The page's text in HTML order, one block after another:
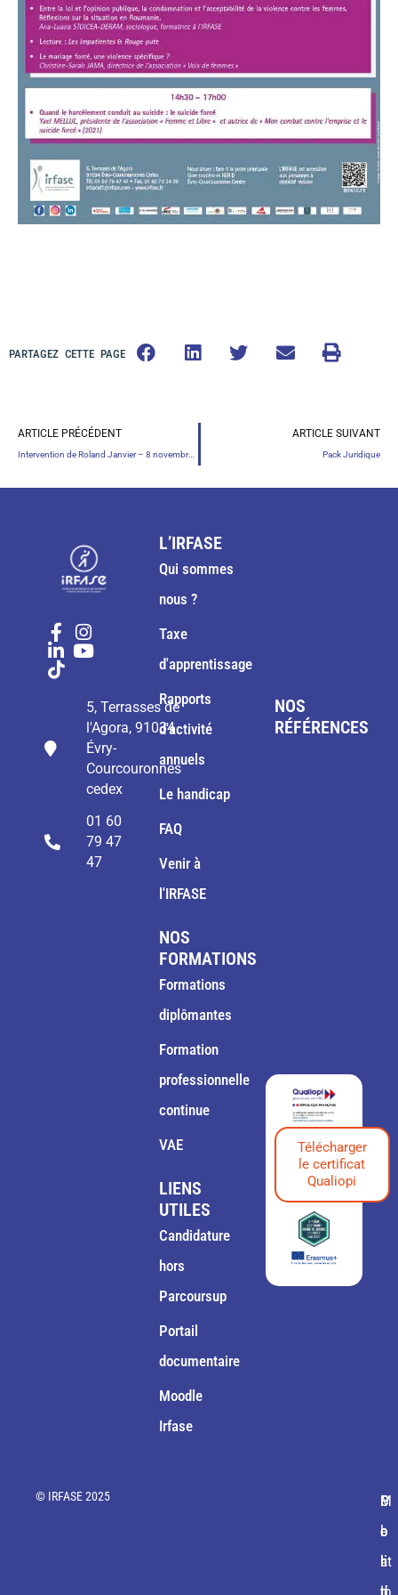
PARTAGEZ CETTE PAGE
ARTICLE PRÉCÉDENT
Intervention de Roland Janvier – 8 novembre 2021
ARTICLE SUIVANT
Pack Juridique
5, Terrasses de
l'Agora, 91034
Évry-
Courcouronnes
cedex
01 60
79 47
47
L’IRFASE
Qui sommes
nous ?
Taxe
d'apprentissage
Rapports
d'activité
annuels
Le handicap
FAQ
Venir à
l'IRFASE
NOS
FORMATIONS
Formations
diplômantes
Formation
professionnelle
continue
VAE
LIENS
UTILES
Candidature
hors
Parcoursup
Portail
documentaire
Moodle
Irfase
NOS
RÉFÉRENCES
Télécharger
le certificat
Qualiopi
© IRFASE 2025
M
e
nt
io
C
o
n
d
P
o
li
ti
P
o
li
ti
P
l
a
n